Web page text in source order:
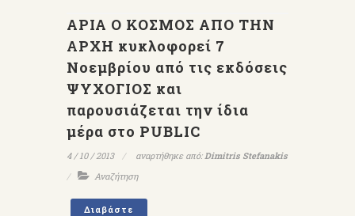
ΑΡΙΑ Ο ΚΟΣΜΟΣ ΑΠΟ ΤΗΝ
ΑΡΧΗ κυκλοφορεί 7
Νοεμβρίου από τις εκδόσεις
ΨΥΧΟΓΙΟΣ και
παρουσιάζεται την ίδια
μέρα στο PUBLIC
4 / 10 / 2013 αναρτήθηκε από:Dimitris Stefanakis
Αναζήτηση
Διαβάστε